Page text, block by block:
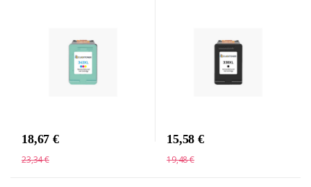
18,67 €
23,34 €
15,58 €
19,48 €